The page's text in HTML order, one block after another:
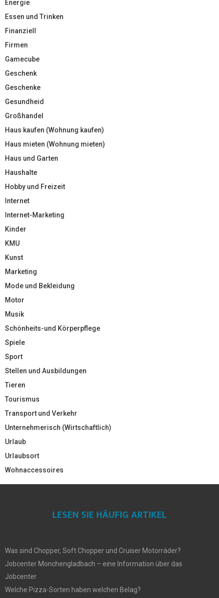
Energie
Essen und Trinken
Finanziell
Firmen
Gamecube
Geschenk
Geschenke
Gesundheid
Großhandel
Haus kaufen (Wohnung kaufen)
Haus mieten (Wohnung mieten)
Haus und Garten
Haushalte
Hobby und Freizeit
Internet
Internet-Marketing
Kinder
KMU
Kunst
Marketing
Mode und Bekleidung
Motor
Musik
Schönheits-und Körperpflege
Spiele
Sport
Stellen und Ausbildungen
Tieren
Tourismus
Transport und Verkehr
Unternehmerisch (Wirtschaftlich)
Urlaub
Urlaubsort
Wohnaccessoires
LESEN SIE HÄUFIG ARTIKEL
Was sind Chopper, Soft Chopper und Cruiser Motorräder?
Jobcenter Monchengladbach – eine Information über das
Jobcenter
Welche Pizza-Sorten haben welchen Belag?